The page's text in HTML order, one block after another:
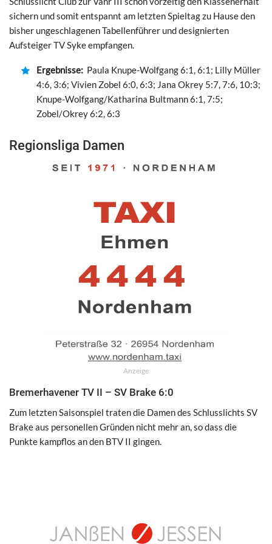
sichern und somit entspannt am letzten Spieltag zu Hause den
bisher ungeschlagenen Tabellenführer und designierten
Aufsteiger TV Syke empfangen.
Ergebnisse: Paula Knupe-Wolfgang 6:1, 6:1; Lilly Müller
4:6, 3:6; Vivien Zobel 6:0, 6:3; Jana Okrey 5:7, 7:6, 10:3;
Knupe-Wolfgang/Katharina Bultmann 6:1, 7:5;
Zobel/Okrey 6:2, 6:3
Regionsliga Damen
Anzeige
Bremerhavener TV II – SV Brake 6:0
Zum letzten Saisonspiel traten die Damen des Schlusslichts SV
Brake aus personellen Gründen nicht mehr an, so dass die
Punkte kampflos an den BTV II gingen.